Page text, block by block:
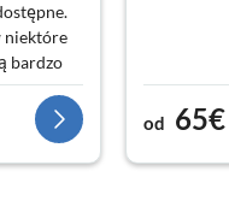
niektóre
bardzo
w
do
wrócimy!
od 65€